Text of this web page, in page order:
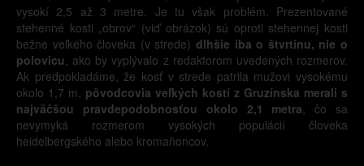
vysokí 2,5 až 3 metre. Je tu však problém. Prezentované
stehenné kosti „obrov“ (viď obrázok) sú oproti stehennej kosti
bežne veľkého človeka (v strede) dlhšie iba o štvrtinu, nie o
polovicu , ako by vyplývalo z redaktorom uvedených rozmerov.
Ak predpokladáme, že kosť v strede patrila mužovi vysokému
okolo 1,7 m, pôvodcovia veľkých kostí z Gruzínska merali s
najväčšou pravdepodobnosťou okolo 2,1 metra , čo sa
nevymyká rozmerom vysokých populácií človeka
heidelbergského alebo kromaňoncov.